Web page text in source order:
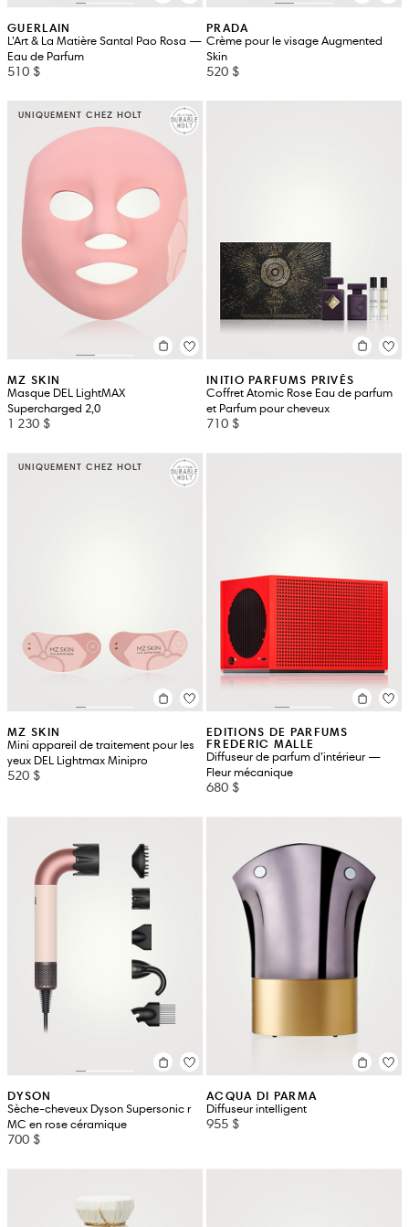
GUERLAIN
L’Art & La Matière Santal Pao Rosa —
Eau de Parfum
510 $
PRADA
Crème pour le visage Augmented
Skin
520 $
UNIQUEMENT CHEZ HOLT
MZ SKIN
Masque DEL LightMAX
Supercharged 2,0
1 230 $
INITIO PARFUMS PRIVÉS
Coffret Atomic Rose Eau de parfum
et Parfum pour cheveux
710 $
UNIQUEMENT CHEZ HOLT
MZ SKIN
Mini appareil de traitement pour les
yeux DEL Lightmax Minipro
520 $
EDITIONS DE PARFUMS
FREDERIC MALLE
Diffuseur de parfum d’intérieur —
Fleur mécanique
680 $
DYSON
Sèche-cheveux Dyson Supersonic r
MC en rose céramique
700 $
ACQUA DI PARMA
Diffuseur intelligent
955 $